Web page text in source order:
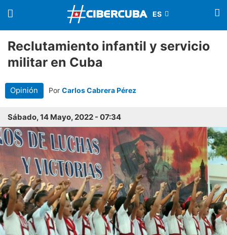
Reclutamiento infantil y servicio
militar en Cuba
Opinión Por Carlos Cabrera Pérez
Sábado, 14 Mayo, 2022 - 07:34